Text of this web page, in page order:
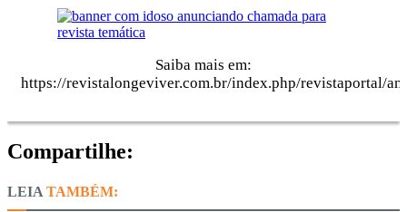
Saiba mais em:
https://revistalongeviver.com.br/index.php/revistaportal/
Compartilhe:
TAMBÉM: